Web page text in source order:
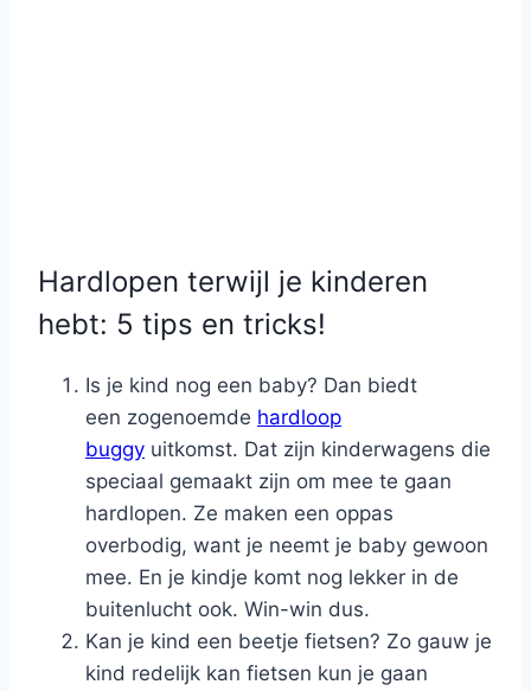
Hardlopen terwijl je kinderen
hebt: 5 tips en tricks!
Is je kind nog een baby? Dan biedt
een zogenoemde hardloop
buggy uitkomst. Dat zijn kinderwagens die
speciaal gemaakt zijn om mee te gaan
hardlopen. Ze maken een oppas
overbodig, want je neemt je baby gewoon
mee. En je kindje komt nog lekker in de
buitenlucht ook. Win-win dus.
Kan je kind een beetje fietsen? Zo gauw je
kind redelijk kan fietsen kun je gaan